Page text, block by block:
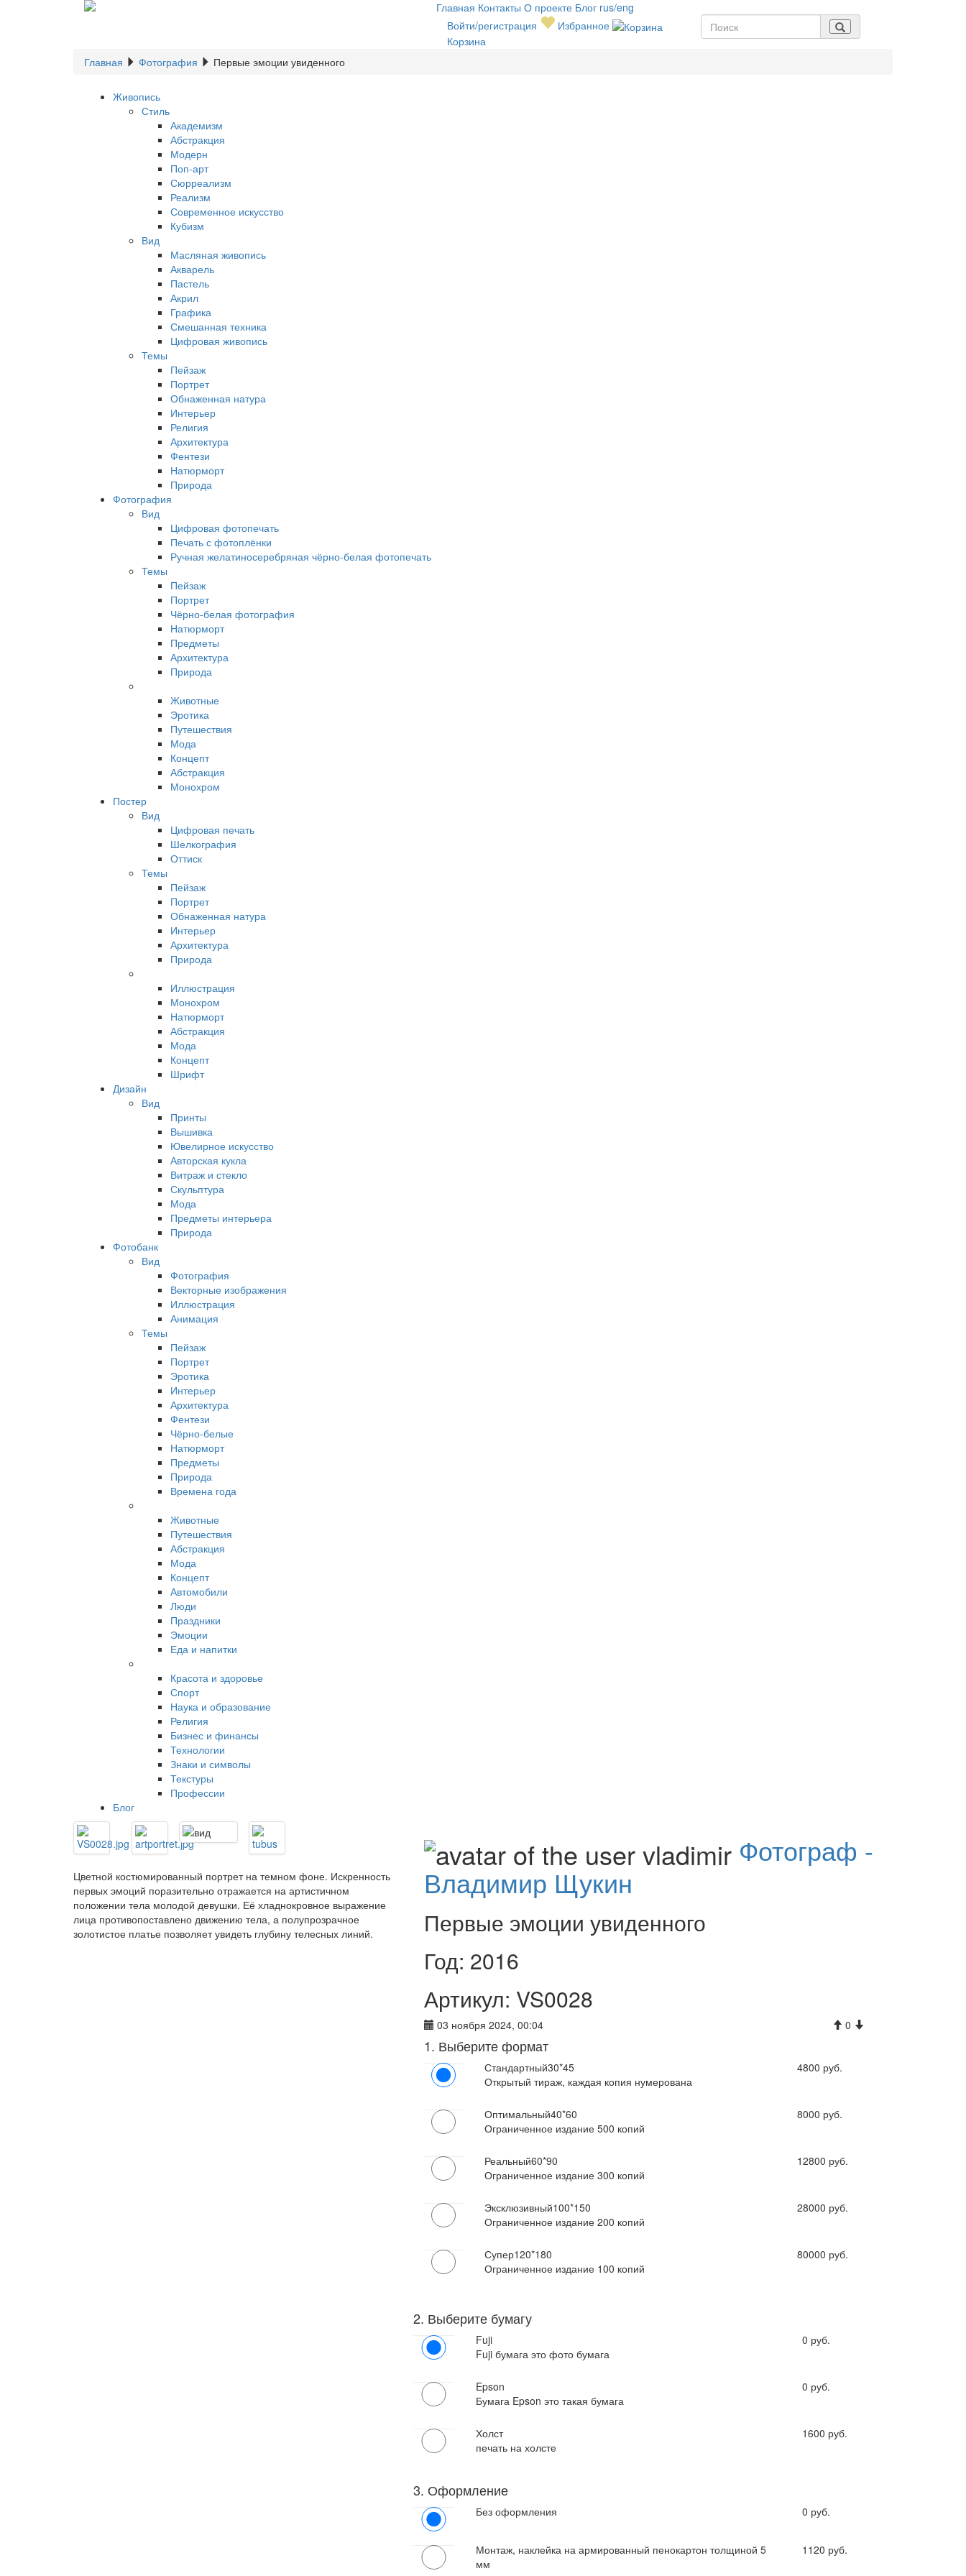
Главная Контакты О проекте Блог rus/eng
Войти/регистрация
Избранное
Корзина
Главная
Фотография Первые эмоции увиденного
Живопись
Стиль
Академизм
Абстракция
Модерн
Поп-арт
Сюрреализм
Реализм
Современное искусство
Кубизм
Вид
Масляная живопись
Акварель
Пастель
Акрил
Графика
Смешанная техника
Цифровая живопись
Темы
Пейзаж
Портрет
Обнаженная натура
Интерьер
Религия
Архитектура
Фентези
Натюрморт
Природа
Фотография
Вид
Цифровая фотопечать
Печать с фотоплёнки
Ручная желатиносеребряная чёрно-белая фотопечать
Темы
Пейзаж
Портрет
Чёрно-белая фотография
Натюрморт
Предметы
Архитектура
Природа
Животные
Эротика
Путешествия
Мода
Концепт
Абстракция
Монохром
Постер
Вид
Цифровая печать
Шелкография
Оттиск
Темы
Пейзаж
Портрет
Обнаженная натура
Интерьер
Архитектура
Природа
Иллюстрация
Монохром
Натюрморт
Абстракция
Мода
Концепт
Шрифт
Дизайн
Вид
Принты
Вышивка
Ювелирное искусство
Авторская кукла
Витраж и стекло
Скульптура
Мода
Предметы интерьера
Природа
Фотобанк
Вид
Фотография
Векторные изображения
Иллюстрация
Анимация
Темы
Пейзаж
Портрет
Эротика
Интерьер
Архитектура
Фентези
Чёрно-белые
Натюрморт
Предметы
Природа
Времена года
Животные
Путешествия
Абстракция
Мода
Концепт
Автомобили
Люди
Праздники
Эмоции
Еда и напитки
Красота и здоровье
Спорт
Наука и образование
Религия
Бизнес и финансы
Технологии
Знаки и символы
Текстуры
Профессии
Блог
Цветной костюмированный портрет на темном фоне. Искренность
первых эмоций поразительно отражается на артистичном
положении тела молодой девушки. Её хладнокровное выражение
лица противопоставлено движению тела, а полупрозрачное
золотистое платье позволяет увидеть глубину телесных линий.
Фотограф -
Владимир Щукин
Первые эмоции увиденного
Год: 2016
Артикул: VS0028
03 ноября 2024, 00:04 0
1. Выберите формат
Стандартный30*45
Открытый тираж, каждая копия нумерована
4800 руб.
Оптимальный40*60
Ограниченное издание 500 копий
8000 руб.
Реальный60*90
Ограниченное издание 300 копий
12800 руб.
Эксклюзивный100*150
Ограниченное издание 200 копий
28000 руб.
Супер120*180
Ограниченное издание 100 копий
80000 руб.
2. Выберите бумагу
Fuji
Fuji бумага это фото бумага
0 руб.
Epson
Бумага Epson это такая бумага
0 руб.
Холст
печать на холсте
1600 руб.
3. Оформление
Без оформления 0 руб.
Монтаж, наклейка на армированный пенокартон толщиной 5
мм
1120 руб.